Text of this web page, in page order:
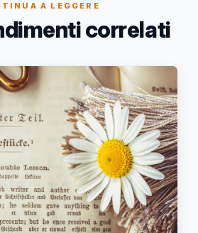
A LEGGERE
correlati